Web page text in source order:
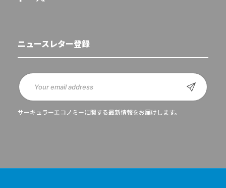
ニュースレター登録
サーキュラーエコノミーに関する最新情報をお届けします。